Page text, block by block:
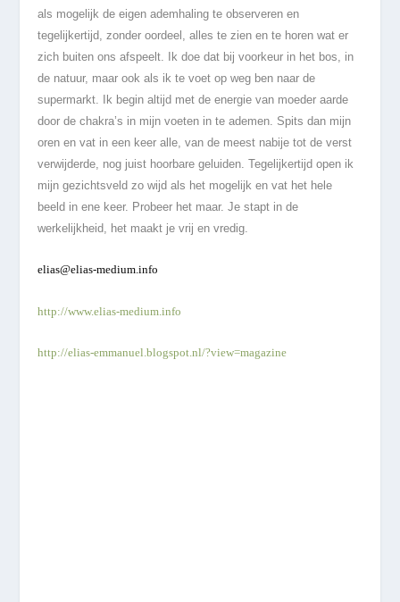
als mogelijk de eigen ademhaling te observeren en
tegelijkertijd, zonder oordeel, alles te zien en te horen wat er
zich buiten ons afspeelt. Ik doe dat bij voorkeur in het bos, in
de natuur, maar ook als ik te voet op weg ben naar de
supermarkt. Ik begin altijd met de energie van moeder aarde
door de chakra’s in mijn voeten in te ademen. Spits dan mijn
oren en vat in een keer alle, van de meest nabije tot de verst
verwijderde, nog juist hoorbare geluiden. Tegelijkertijd open ik
mijn gezichtsveld zo wijd als het mogelijk en vat het hele
beeld in ene keer. Probeer het maar. Je stapt in de
werkelijkheid, het maakt je vrij en vredig.
elias@elias-medium.info
http://www.elias-medium.info
http://elias-emmanuel.blogspot.nl/?view=magazine